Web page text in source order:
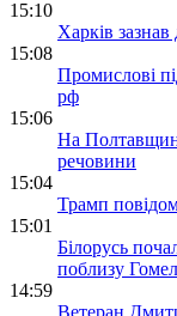
15:10
Харків зазнав
15:08
Промислові
рф
15:06
На
речовини
15:04
Трамп
15:01
Білорусь
поблизу
14:59